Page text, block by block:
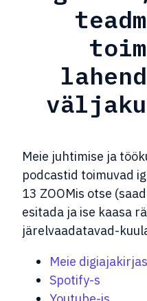
Meie juhtimise ja
podcastid toimuvad
13 ZOOMis otse
esitada ja ise kaasa
järelvaadatavad-
Meie digiajakirjas
Spotify-s